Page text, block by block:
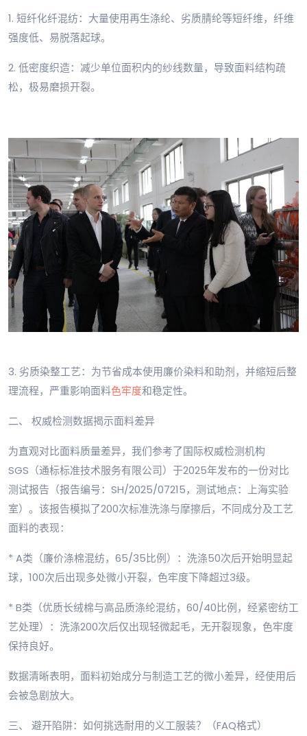
1. 短纤化纤混纺：大量使用再生涤纶、劣质腈纶等短纤维，纤维
强度低、易脱落起球。
2. 低密度织造：减少单位面积内的纱线数量，导致面料结构疏
松，极易磨损开裂。
3. 劣质染整工艺：为节省成本使用廉价染料和助剂，并缩短后整
理流程，严重影响面料色牢度和稳定性。
二、 权威检测数据揭示面料差异
为直观对比面料质量差异，我们参考了国际权威检测机构
SGS（通标标准技术服务有限公司）于2025年发布的一份对比
测试报告（报告编号：SH/2025/07215，测试地点：上海实验
室）。该报告模拟了200次标准洗涤与摩擦后，不同成分及工艺
面料的表现：
* A类（廉价涤棉混纺，65/35比例）：洗涤50次后开始明显起
球，100次后出现多处微小开裂，色牢度下降超过3级。
* B类（优质长绒棉与高品质涤纶混纺，60/40比例，经紧密纺工
艺处理）：洗涤200次后仅出现轻微起毛，无开裂现象，色牢度
保持良好。
数据清晰表明，面料初始成分与制造工艺的微小差异，经使用后
会被急剧放大。
三、 避开陷阱：如何挑选耐用的义工服装？（FAQ格式）